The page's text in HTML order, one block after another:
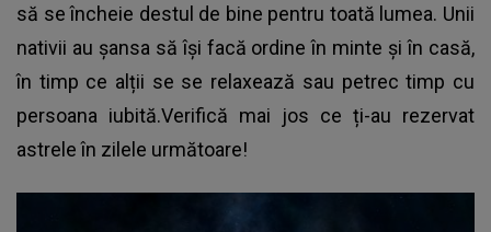
să se încheie destul de bine pentru toată lumea. Unii
nativii au șansa să își facă ordine în minte și în casă,
în timp ce alții se se relaxează sau petrec timp cu
persoana iubită.Verifică mai jos ce ți-au rezervat
astrele în zilele următoare!